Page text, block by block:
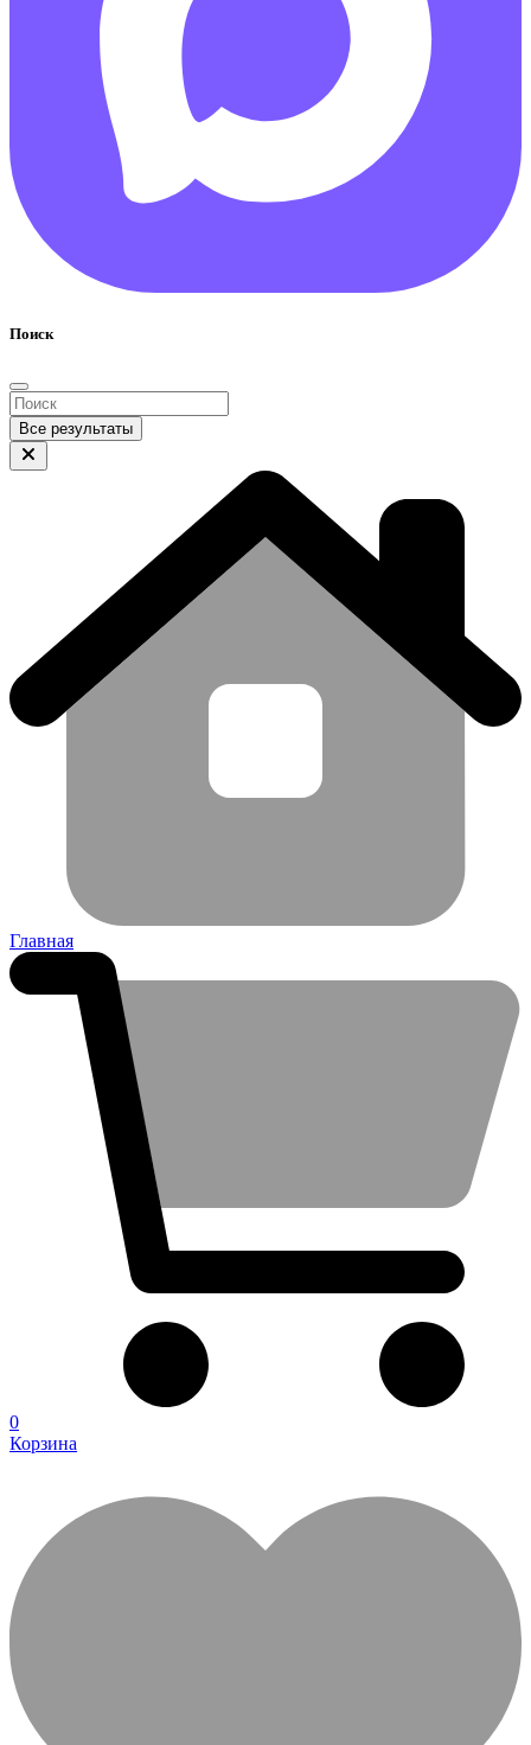
Поиск
Все результаты
Главная
0
Корзина